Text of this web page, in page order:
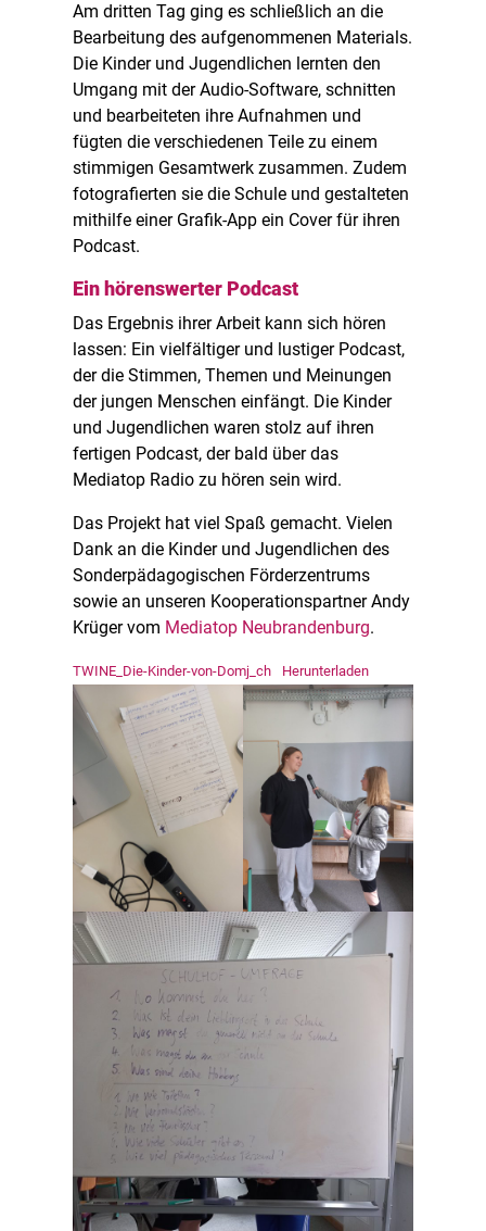
Am dritten Tag ging es schließlich an die
Bearbeitung des aufgenommenen Materials.
Die Kinder und Jugendlichen lernten den
Umgang mit der Audio-Software, schnitten
und bearbeiteten ihre Aufnahmen und
fügten die verschiedenen Teile zu einem
stimmigen Gesamtwerk zusammen. Zudem
fotografierten sie die Schule und gestalteten
mithilfe einer Grafik-App ein Cover für ihren
Podcast.
Ein hörenswerter Podcast
Das Ergebnis ihrer Arbeit kann sich hören
lassen: Ein vielfältiger und lustiger Podcast,
der die Stimmen, Themen und Meinungen
der jungen Menschen einfängt. Die Kinder
und Jugendlichen waren stolz auf ihren
fertigen Podcast, der bald über das
Mediatop Radio zu hören sein wird.
Das Projekt hat viel Spaß gemacht. Vielen
Dank an die Kinder und Jugendlichen des
Sonderpädagogischen Förderzentrums
sowie an unseren Kooperationspartner Andy
Krüger vom Mediatop Neubrandenburg.
TWINE_Die-Kinder-von-Domj_ch Herunterladen